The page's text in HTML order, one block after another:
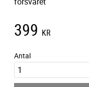
399 KR
Antal